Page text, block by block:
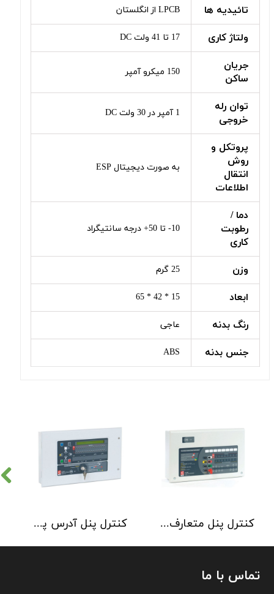
تائیدیه ها LPCB از انگلستان
ولتاژ کاری 17 تا 41 ولت DC
جریان
ساکن
150 میکرو آمپر
توان رله
خروجی
1 آمپر در 30 ولت DC
پروتکل و
روش
انتقال
اطلاعات
به صورت دیجیتال ESP
دما /
رطوبت
کاری
10- تا 50+ درجه سانتیگراد
وزن 25 گرم
ابعاد 15 * 42 * 65
رنگ بدنه عاجی
جنس بدنه ABS
کنترل پنل آدرس پذیر C-TEC سری XFP دو لوپ 32 زون کنترل پنل متعارف C-TEC سری CFP 8 Zone
تماس با ما